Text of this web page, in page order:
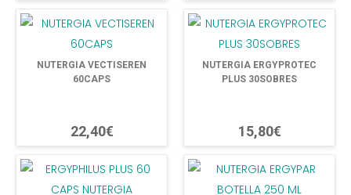
NUTERGIA VECTISEREN
60CAPS
22,40€
NUTERGIA ERGYPROTEC
PLUS 30SOBRES
15,80€